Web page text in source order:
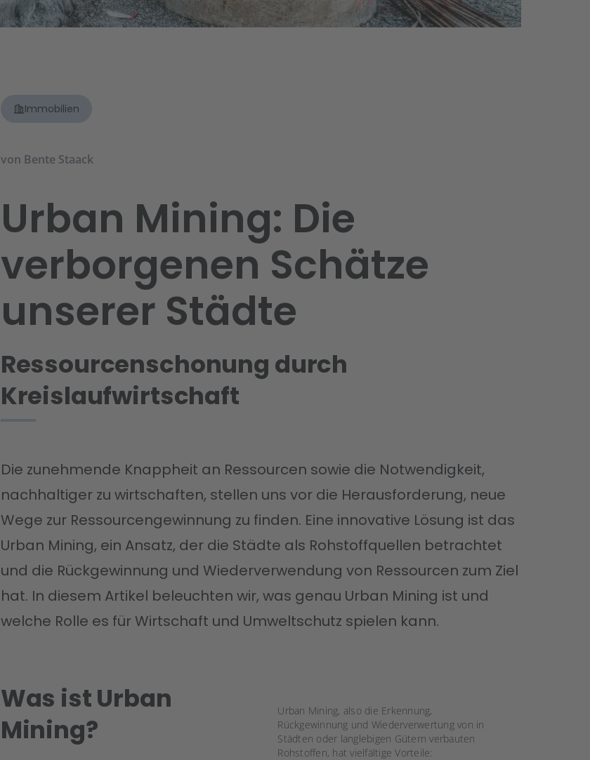
Immobilien
von Bente Staack
Urban Mining: Die
verborgenen Schätze
unserer Städte
Ressourcenschonung durch
Kreislaufwirtschaft
Die zunehmende Knappheit an Ressourcen sowie die Notwendigkeit,
nachhaltiger zu wirtschaften, stellen uns vor die Herausforderung, neue
Wege zur Ressourcengewinnung zu finden. Eine innovative Lösung ist das
Urban Mining, ein Ansatz, der die Städte als Rohstoffquellen betrachtet
und die Rückgewinnung und Wiederverwendung von Ressourcen zum Ziel
hat. In diesem Artikel beleuchten wir, was genau Urban Mining ist und
welche Rolle es für Wirtschaft und Umweltschutz spielen kann.
Urban Mining, also die Erkennung,
Rückgewinnung und Wiederverwertung von in
Städten oder langlebigen Gütern verbauten
Rohstoffen, hat vielfältige Vorteile:
Was ist Urban
Mining?